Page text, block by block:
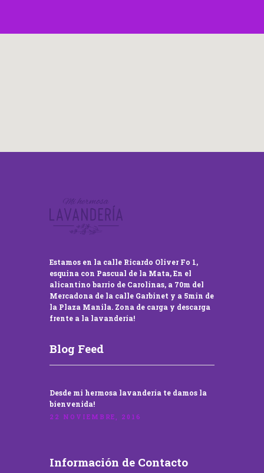
Estamos en la calle Ricardo Oliver Fo 1,
esquina con Pascual de la Mata, En el
alicantino barrio de Carolinas, a 70m del
Mercadona de la calle Garbinet y a 5min de
la Plaza Manila. Zona de carga y descarga
frente a la lavandería!
Blog Feed
Desde mi hermosa lavandería te damos la
bienvenida!
22 NOVIEMBRE, 2016
Información de Contacto